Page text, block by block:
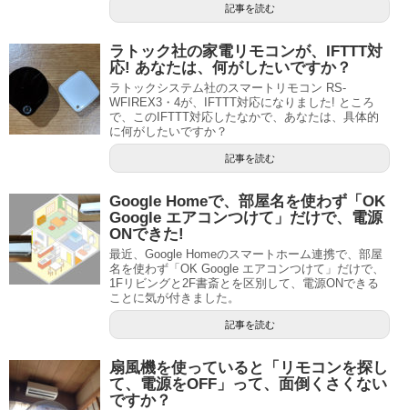
記事を読む
ラトック社の家電リモコンが、IFTTT対
応! あなたは、何がしたいですか？
ラトックシステム社のスマートリモコン RS-
WFIREX3・4が、IFTTT対応になりました! ところ
で、このIFTTT対応したなかで、あなたは、具体的
に何がしたいですか？
記事を読む
Google Homeで、部屋名を使わず「OK
Google エアコンつけて」だけで、電源
ONできた!
最近、Google Homeのスマートホーム連携で、部屋
名を使わず「OK Google エアコンつけて」だけで、
1Fリビングと2F書斎とを区別して、電源ONできる
ことに気が付きました。
記事を読む
扇風機を使っていると「リモコンを探し
て、電源をOFF」って、面倒くさくない
ですか？